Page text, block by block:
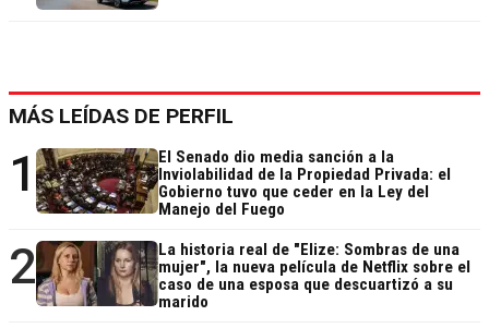
MÁS LEÍDAS DE PERFIL
1
El Senado dio media sanción a la
Inviolabilidad de la Propiedad Privada: el
Gobierno tuvo que ceder en la Ley del
Manejo del Fuego
2
La historia real de "Elize: Sombras de una
mujer", la nueva película de Netflix sobre el
caso de una esposa que descuartizó a su
marido